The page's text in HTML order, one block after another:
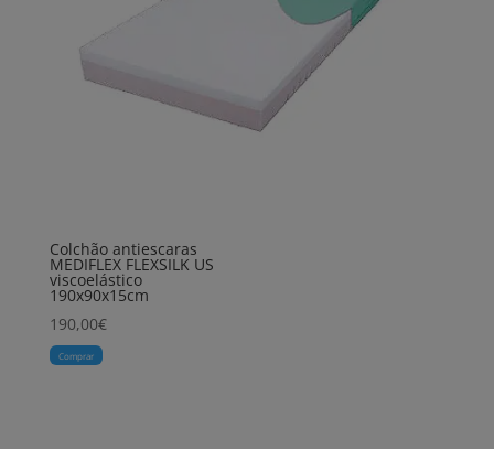
Colchão antiescaras
MEDIFLEX FLEXSILK US
viscoelástico
190x90x15cm
190,00€
Comprar